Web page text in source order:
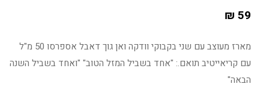
59
₪
מארז מעוצב עם שני בקבוקי וודקה ואן גוך דאבל אספרסו 50 מ"ל
עם קריאייטיב תואם.: "אחד בשביל המזל הטוב" "ואחד בשביל השנה
הבאה"